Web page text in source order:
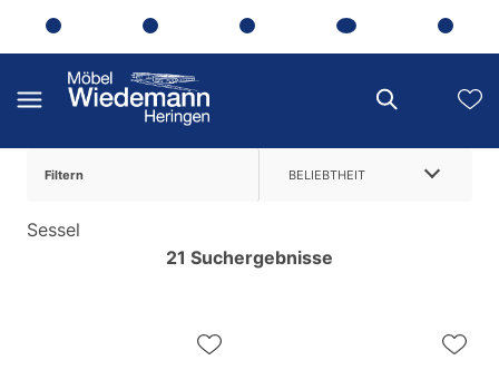
Filtern BELIEBTHEIT
Sessel
21 Suchergebnisse